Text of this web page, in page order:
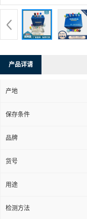
产品详请
产地
保存条件
品牌
货号
用途
检测方法